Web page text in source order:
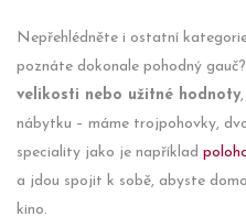
Nepřehlédněte i ostatní
poznáte dokonale pohodný
velikosti nebo užitné hodnoty
nábytku – máme trojpohovky,
speciality jako je například
a jdou spojit k sobě, abyste
kino.